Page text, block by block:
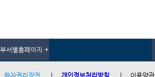
부서별홈페이지 +
환자권리장전 개인정보처리방침 이용약관